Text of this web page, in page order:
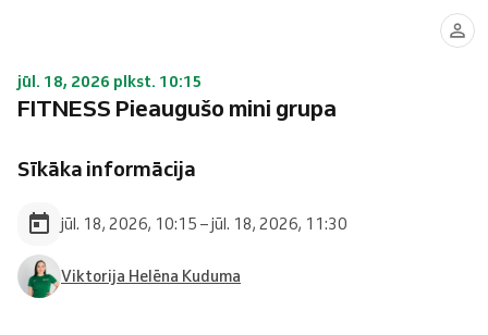
jūl. 18, 2026 plkst. 10:15
FITNESS Pieaugušo mini grupa
Sīkāka informācija
jūl. 18, 2026, 10:15 – jūl. 18, 2026, 11:30
Viktorija Helēna Kuduma